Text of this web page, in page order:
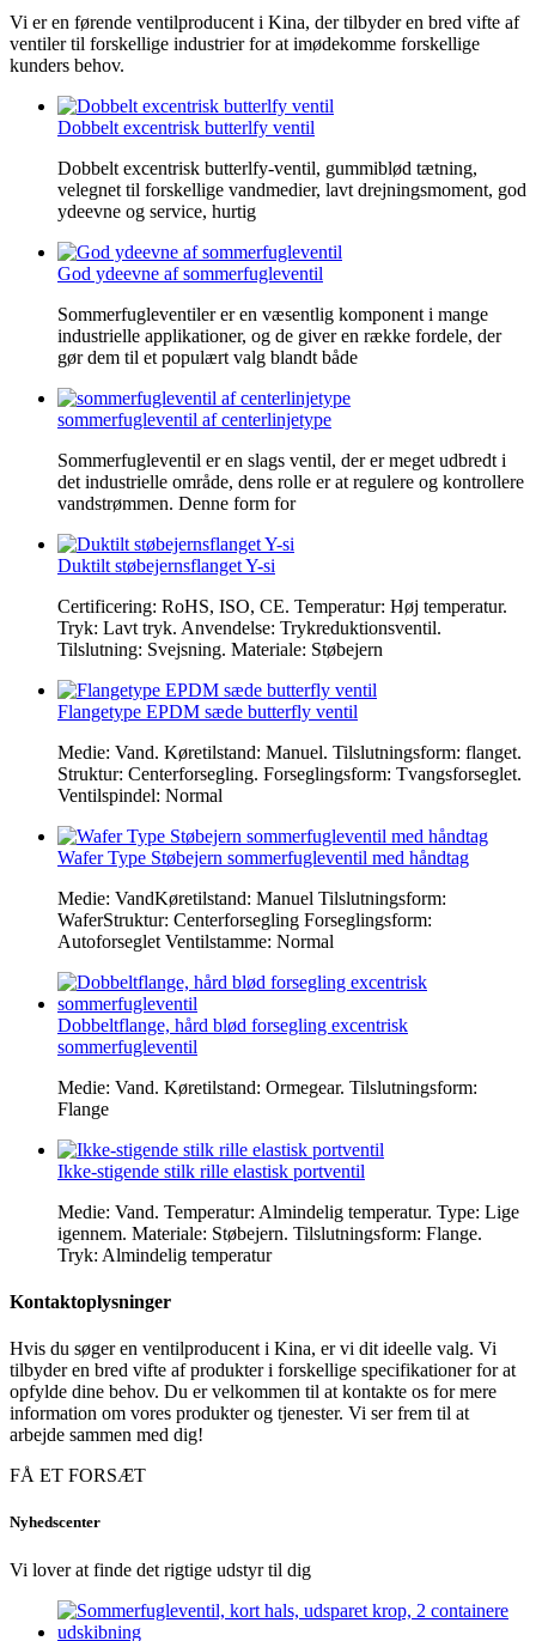
Vi er en førende ventilproducent i Kina, der tilbyder en bred vifte af
ventiler til forskellige industrier for at imødekomme forskellige
kunders behov.
Dobbelt excentrisk butterlfy ventil
Dobbelt excentrisk butterlfy-ventil, gummiblød tætning,
velegnet til forskellige vandmedier, lavt drejningsmoment, god
ydeevne og service, hurtig
God ydeevne af sommerfugleventil
Sommerfugleventiler er en væsentlig komponent i mange
industrielle applikationer, og de giver en række fordele, der
gør dem til et populært valg blandt både
sommerfugleventil af centerlinjetype
Sommerfugleventil er en slags ventil, der er meget udbredt i
det industrielle område, dens rolle er at regulere og kontrollere
vandstrømmen. Denne form for
Duktilt støbejernsflanget Y-si
Certificering: RoHS, ISO, CE. Temperatur: Høj temperatur.
Tryk: Lavt tryk. Anvendelse: Trykreduktionsventil.
Tilslutning: Svejsning. Materiale: Støbejern
Flangetype EPDM sæde butterfly ventil
Medie: Vand. Køretilstand: Manuel. Tilslutningsform: flanget.
Struktur: Centerforsegling. Forseglingsform: Tvangsforseglet.
Ventilspindel: Normal
Wafer Type Støbejern sommerfugleventil med håndtag
Medie: VandKøretilstand: Manuel Tilslutningsform:
WaferStruktur: Centerforsegling Forseglingsform:
Autoforseglet Ventilstamme: Normal
Dobbeltflange, hård blød forsegling excentrisk
sommerfugleventil
Medie: Vand. Køretilstand: Ormegear. Tilslutningsform:
Flange
Ikke-stigende stilk rille elastisk portventil
Medie: Vand. Temperatur: Almindelig temperatur. Type: Lige
igennem. Materiale: Støbejern. Tilslutningsform: Flange.
Tryk: Almindelig temperatur
Kontaktoplysninger
Hvis du søger en ventilproducent i Kina, er vi dit ideelle valg. Vi
tilbyder en bred vifte af produkter i forskellige specifikationer for at
opfylde dine behov. Du er velkommen til at kontakte os for mere
information om vores produkter og tjenester. Vi ser frem til at
arbejde sammen med dig!
FÅ ET FORSÆT
Nyhedscenter
Vi lover at finde det rigtige udstyr til dig